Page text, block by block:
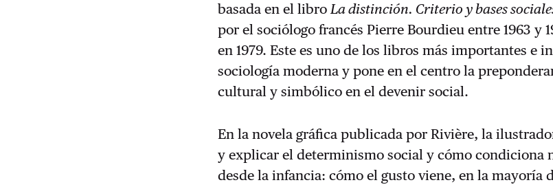
basada en el libroLa distinción. Criterio y bases
por el sociólogo francés Pierre Bourdieu entre 1963 y
en 1979. Este es uno de los libros más importantes e
sociología moderna y pone en el centro la
cultural y simbólico en el devenir social.
En la novela gráfica publicada por Rivière, la
y explicar el determinismo social y cómo condiciona
desde la infancia: cómo el gusto viene, en la mayoría